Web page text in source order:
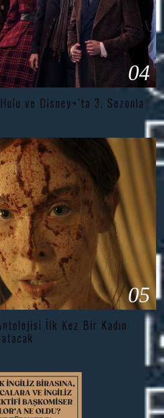
04
ve Disney+’ta 3. Sezonla
05
İlk Kez Bir Kadın